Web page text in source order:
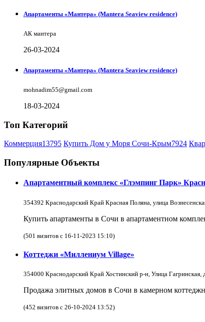
Апартаменты «Мантера» (Mantera Seaview rеsidence)
АК мантера
26-03-2024
Апартаменты «Мантера» (Mantera Seaview rеsidence)
mohnadim55@gmail.com
18-03-2024
Топ Категорий
Коммерция13795 Купить Дом у Моря Сочи-Крым7924
Популярные Объекты
Апартаментный комплекс «Глэмпинг Парк»
354392 Краснодарский Край Красная Поляна, улица
Купить апартаменты в Сочи в апартаментном
(501 визитов с 16-11-2023 15:10)
Коттеджи «Миллениум Village»
354000 Краснодарский Край Хостинский р-н, Улица Гагринская,
Продажа элитных домов в Сочи в камерном
(452 визитов с 26-10-2024 13:52)